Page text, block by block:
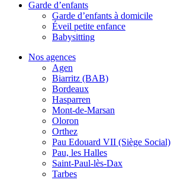
Garde d’enfants
Garde d’enfants à domicile
Éveil petite enfance
Babysitting
Nos agences
Agen
Biarritz (BAB)
Bordeaux
Hasparren
Mont-de-Marsan
Oloron
Orthez
Pau Edouard VII (Siège Social)
Pau, les Halles
Saint-Paul-lès-Dax
Tarbes